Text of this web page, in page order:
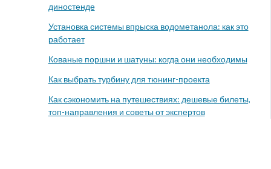
диностенде
Установка системы впрыска водометанола: как это
работает
Кованые поршни и шатуны: когда они необходимы
Как выбрать турбину для тюнинг-проекта
Как сэкономить на путешествиях: дешевые билеты,
топ-направления и советы от экспертов